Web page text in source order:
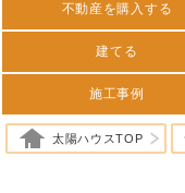
不動産を購入する
建てる
施工事例
太陽ハウスTOP